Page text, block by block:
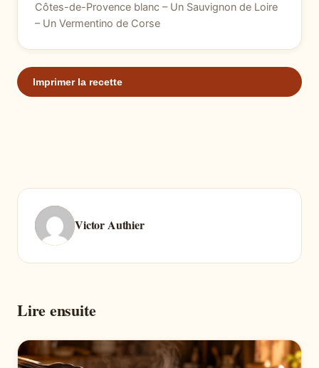
Côtes-de-Provence blanc – Un Sauvignon de Loire
– Un Vermentino de Corse
Imprimer la recette
Victor Authier
Lire ensuite